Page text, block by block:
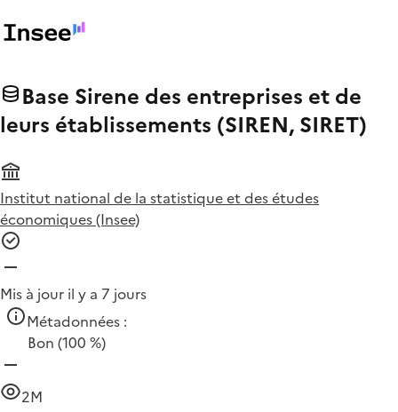
Base Sirene des entreprises et de
leurs établissements (SIREN, SIRET)
Institut national de la statistique et des études
économiques (Insee)
Mis à jour il y a 7 jours
Métadonnées :
Bon (100 %)
2M